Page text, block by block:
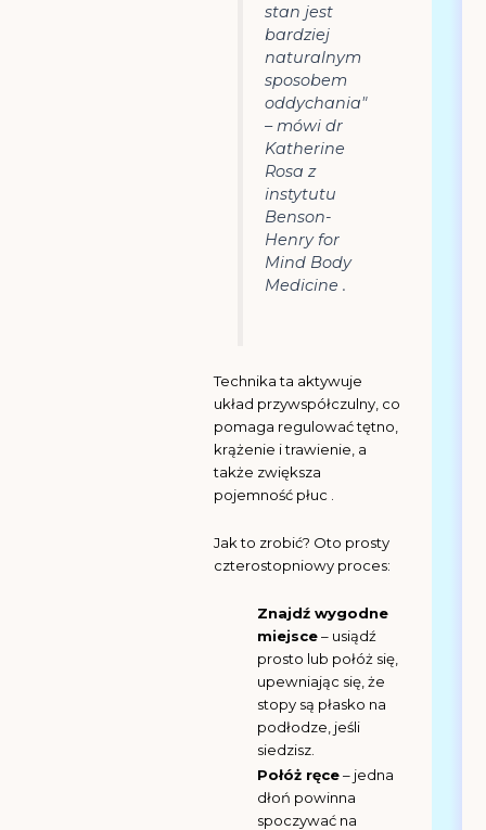
stan jest
bardziej
naturalnym
sposobem
oddychania"
– mówi dr
Katherine
Rosa z
instytutu
Benson-
Henry for
Mind Body
Medicine .
Technika ta aktywuje
układ przywspółczulny, co
pomaga regulować tętno,
krążenie i trawienie, a
także zwiększa
pojemność płuc .
Jak to zrobić? Oto prosty
czterostopniowy proces:
Znajdź wygodne
miejsce– usiądź
prosto lub połóż się,
upewniając się, że
stopy są płasko na
podłodze, jeśli
siedzisz.
Połóż ręce– jedna
dłoń powinna
spoczywać na